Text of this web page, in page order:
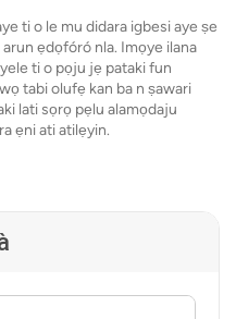
ti o le mu didara igbesi aye ṣe
ẹdọfóró nla. Imọye ilana
ti o pọju jẹ pataki fun
tabi olufẹ kan ba n ṣawari
lati sọrọ pẹlu alamọdaju
ẹni ati atilẹyin.